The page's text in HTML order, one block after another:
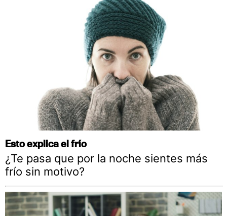
Esto explica el frío
¿Te pasa que por la noche sientes más
frío sin motivo?